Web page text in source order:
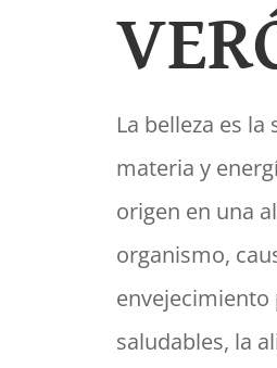
La belleza es
materia y
origen en una
organismo,
envejecimiento
saludables, la